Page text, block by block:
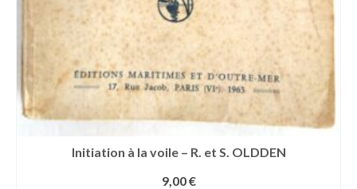
Initiation à la voile – R. et S. OLDDEN
9,00€